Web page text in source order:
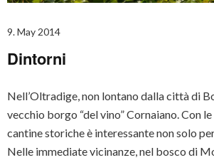
9. May 2014
Dintorni
Nell’Oltradige, non lontano dalla città di
vecchio borgo “del vino” Cornaiano. Con
cantine storiche è interessante non solo
Nelle immediate vicinanze, nel bosco di